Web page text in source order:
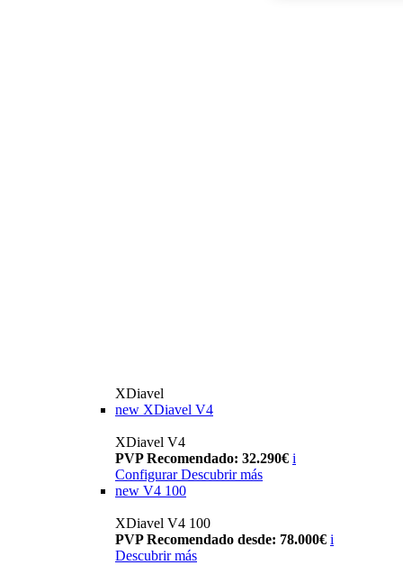
XDiavel
new XDiavel V4
XDiavel V4
PVP Recomendado: 32.290€ i
Configurar Descubrir más
new V4 100
XDiavel V4 100
PVP Recomendado desde: 78.000€ i
Descubrir más